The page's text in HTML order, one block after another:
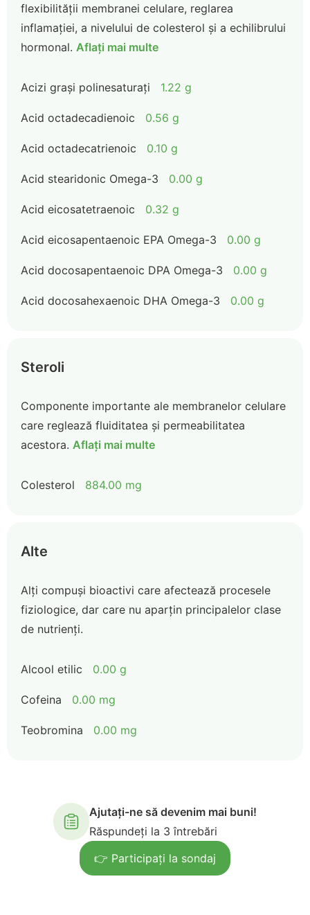
flexibilității membranei celulare, reglarea
inflamației, a nivelului de colesterol și a echilibrului
hormonal. Aflați mai multe
Acizi grași polinesaturați 1.22 g
Acid octadecadienoic 0.56 g
Acid octadecatrienoic 0.10 g
Acid stearidonic Omega-3 0.00 g
Acid eicosatetraenoic 0.32 g
Acid eicosapentaenoic EPA Omega-3 0.00 g
Acid docosapentaenoic DPA Omega-3 0.00 g
Acid docosahexaenoic DHA Omega-3 0.00 g
Steroli
Componente importante ale membranelor celulare
care reglează fluiditatea și permeabilitatea
acestora. Aflați mai multe
Colesterol 884.00 mg
Alte
Alți compuși bioactivi care afectează procesele
fiziologice, dar care nu aparțin principalelor clase
de nutrienți.
Alcool etilic 0.00 g
Cofeina 0.00 mg
Teobromina 0.00 mg
Ajutați-ne să devenim mai buni!
Răspundeți la 3 întrebări
👉 Participați la sondaj